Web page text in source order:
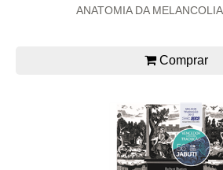
ANATOMIA DA
Comprar